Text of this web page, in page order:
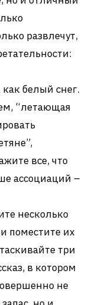
развлечут,
как белый снег.
“летающая
все, что
ассоциаций –
несколько
поместите их
три
в котором
не